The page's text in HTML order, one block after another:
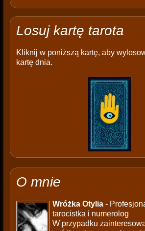
Losuj kartę tarota
Kliknij w poniższą kartę, aby
kartę dnia.
O mnie
Wróżka Otylia-
tarocistka i numerolog
W przypadku